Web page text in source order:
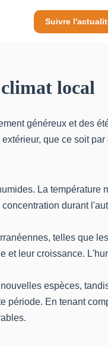
Suivre
local
généreux et des
que ce soit
La température
durant
telles que
et leur croissance.
espèces,
période. En tenant